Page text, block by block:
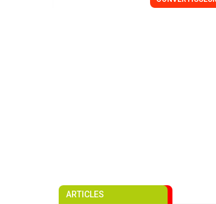
ARTICLES